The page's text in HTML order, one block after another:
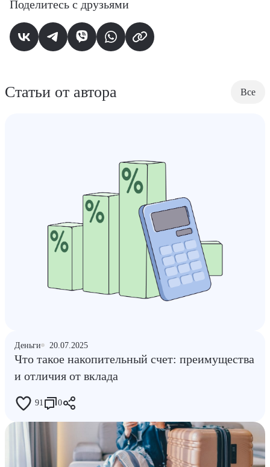
Поделитесь с друзьями
Статьи от автора Все
Деньги 20.07.2025
Что такое накопительный счет: преимущества
и отличия от вклада
91 0